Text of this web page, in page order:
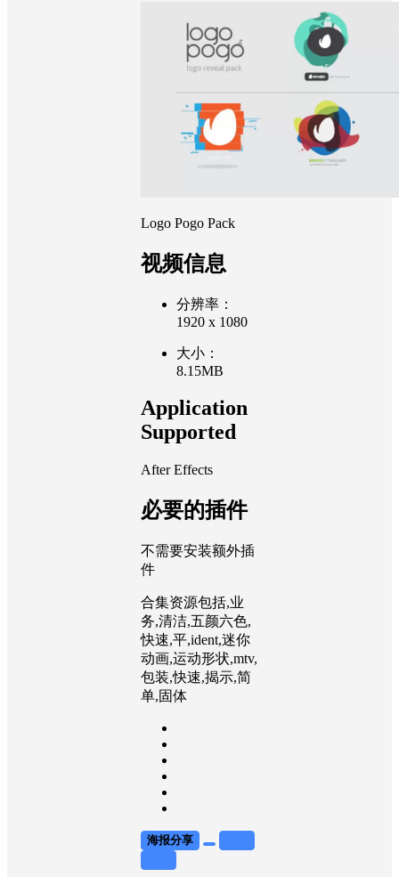
Logo Pogo Pack
视频信息
分辨率：
1920 x 1080
大小：
8.15MB
Application
Supported
After Effects
必要的插件
不需要安装额外插
件
合集资源包括,业
务,清洁,五颜六色,
快速,平,ident,迷你
动画,运动形状,mtv,
包装,快速,揭示,简
单,固体
海报分享